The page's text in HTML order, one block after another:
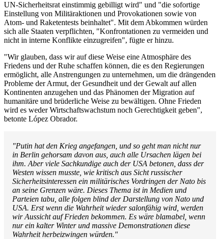
UN-Sicherheitsrat einstimmig gebilligt wird" und "die sofortige
Einstellung von Militäraktionen und Provokationen sowie von
Atom- und Raketentests beinhaltet". Mit dem Abkommen würden
sich alle Staaten verpflichten, "Konfrontationen zu vermeiden und
nicht in interne Konflikte einzugreifen", fügte er hinzu.
"Wir glauben, dass wir auf diese Weise eine Atmosphäre des
Friedens und der Ruhe schaffen können, die es den Regierungen
ermöglicht, alle Anstrengungen zu unternehmen, um die drängenden
Probleme der Armut, der Gesundheit und der Gewalt auf allen
Kontinenten anzugehen und das Phänomen der Migration auf
humanitäre und brüderliche Weise zu bewältigen. Ohne Frieden
wird es weder Wirtschaftswachstum noch Gerechtigkeit geben",
betonte López Obrador.
"Putin hat den Krieg angefangen, und so geht man nicht nur
in Berlin gehorsam davon aus, auch alle Ursachen lägen bei
ihm. Aber viele Sachkundige auch der USA betonen, dass der
Westen wissen musste, wie kritisch aus Sicht russischer
Sicherheitsinteressen ein militärisches Vordringen der Nato bis
an seine Grenzen wäre. Dieses Thema ist in Medien und
Parteien tabu, alle folgen blind der Darstellung von Nato und
USA. Erst wenn die Wahrheit wieder salonfähig wird, werden
wir Aussicht auf Frieden bekommen. Es wäre blamabel, wenn
nur ein kalter Winter und massive Demonstrationen diese
Wahrheit herbeizwingen würden."